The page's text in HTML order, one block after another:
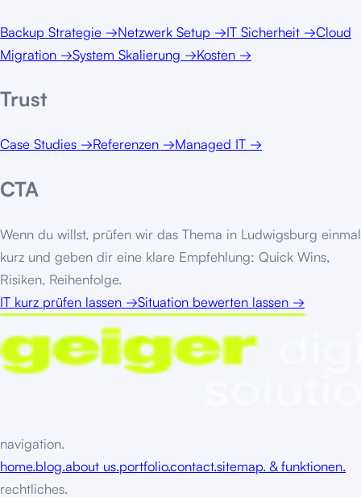
Backup Strategie →Netzwerk Setup →IT Sicherheit →Cloud
Migration →System Skalierung →Kosten →
Trust
Case Studies →Referenzen →Managed IT →
CTA
Wenn du willst, prüfen wir das Thema in Ludwigsburg einmal
kurz und geben dir eine klare Empfehlung: Quick Wins,
Risiken, Reihenfolge.
IT kurz prüfen lassen →Situation bewerten lassen →
navigation.
home.blog.about us.portfolio.contact.sitemap. & funktionen.
rechtliches.